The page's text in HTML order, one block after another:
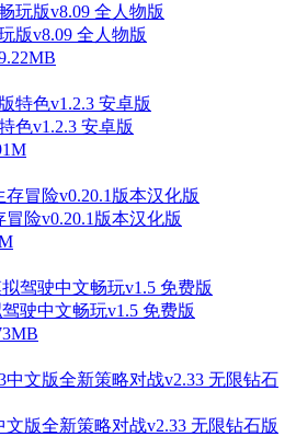
版v8.09 全人物版
色v1.2.3 安卓版
险v0.20.1版本汉化版
驶中文畅玩v1.5 免费版
版全新策略对战v2.33 无限钻石版